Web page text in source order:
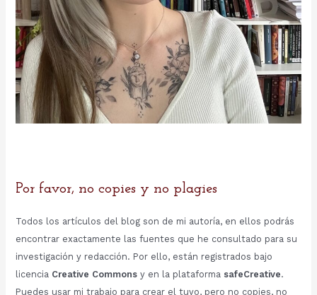
Por favor, no copies y no plagies
Todos los artículos del blog son de mi autoría, en ellos podrás
encontrar exactamente las fuentes que he consultado para su
investigación y redacción. Por ello, están registrados bajo
licencia Creative Commonsy en la plataforma safeCreative.
Puedes usar mi trabajo para crear el tuyo, pero no copies, no